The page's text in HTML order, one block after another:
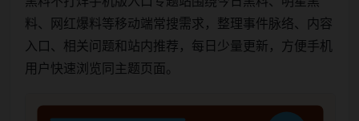
料、网红爆料等移动端常搜需求，整理事件脉络、内容
入口、相关问题和站内推荐，每日少量更新，方便手机
用户快速浏览同主题页面。